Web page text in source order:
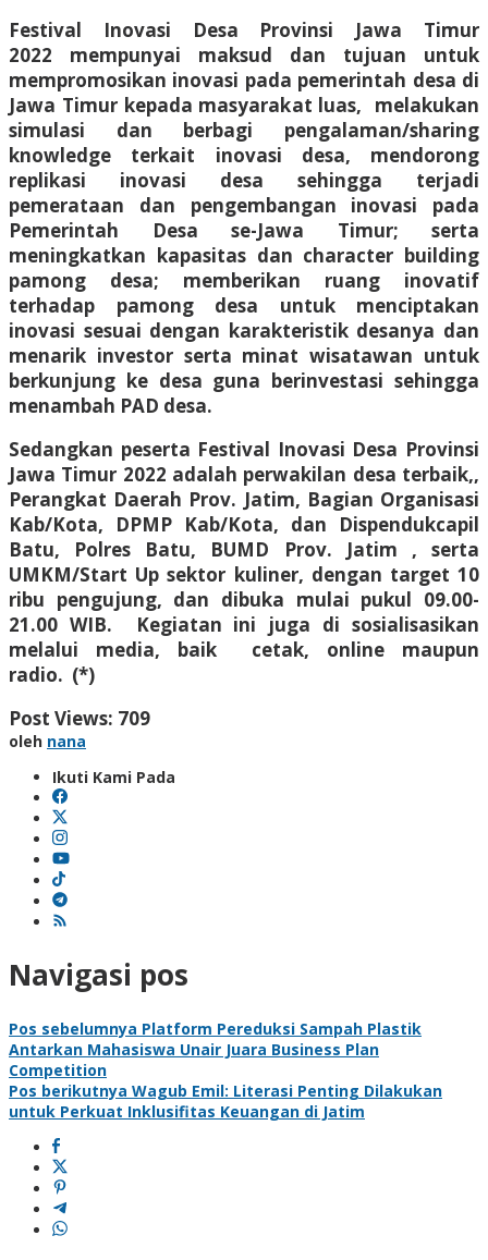
Festival Inovasi Desa Provinsi Jawa Timur
2022 mempunyai maksud dan tujuan untuk
mempromosikan inovasi pada pemerintah desa di
Jawa Timur kepada masyarakat luas, melakukan
simulasi dan berbagi pengalaman/sharing
knowledge terkait inovasi desa, mendorong
replikasi inovasi desa sehingga terjadi
pemerataan dan pengembangan inovasi pada
Pemerintah Desa se-Jawa Timur; serta
meningkatkan kapasitas dan character building
pamong desa; memberikan ruang inovatif
terhadap pamong desa untuk menciptakan
inovasi sesuai dengan karakteristik desanya dan
menarik investor serta minat wisatawan untuk
berkunjung ke desa guna berinvestasi sehingga
menambah PAD desa.
Sedangkan peserta Festival Inovasi Desa Provinsi
Jawa Timur 2022 adalah perwakilan desa terbaik,,
Perangkat Daerah Prov. Jatim, Bagian Organisasi
Kab/Kota, DPMP Kab/Kota, dan Dispendukcapil
Batu, Polres Batu, BUMD Prov. Jatim , serta
UMKM/Start Up sektor kuliner, dengan target 10
ribu pengujung, dan dibuka mulai pukul 09.00-
21.00 WIB. Kegiatan ini juga di sosialisasikan
melalui media, baik cetak, online maupun
radio. (*)
Post Views: 709
oleh nana
Ikuti Kami Pada
Navigasi pos
Pos sebelumnya Platform Pereduksi Sampah Plastik
Antarkan Mahasiswa Unair Juara Business Plan
Competition
Pos berikutnya Wagub Emil: Literasi Penting Dilakukan
untuk Perkuat Inklusifitas Keuangan di Jatim